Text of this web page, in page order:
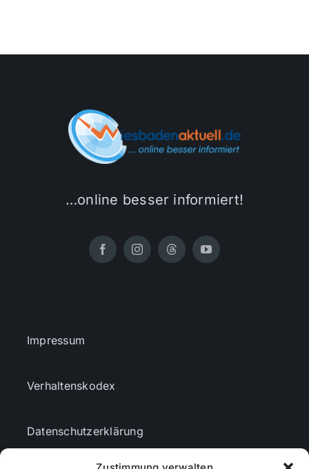
…online besser informiert!
Impressum
Verhaltenskodex
Datenschutzerklärung